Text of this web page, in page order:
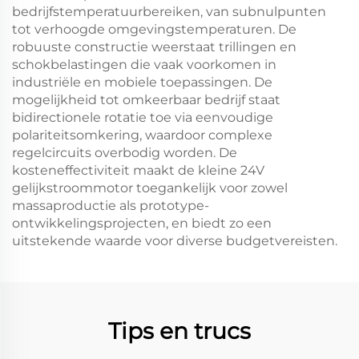
bedrijfstemperatuurbereiken, van subnulpunten
tot verhoogde omgevingstemperaturen. De
robuuste constructie weerstaat trillingen en
schokbelastingen die vaak voorkomen in
industriële en mobiele toepassingen. De
mogelijkheid tot omkeerbaar bedrijf staat
bidirectionele rotatie toe via eenvoudige
polariteitsomkering, waardoor complexe
regelcircuits overbodig worden. De
kosteneffectiviteit maakt de kleine 24V
gelijkstroommotor toegankelijk voor zowel
massaproductie als prototype-
ontwikkelingsprojecten, en biedt zo een
uitstekende waarde voor diverse budgetvereisten.
Tips en trucs